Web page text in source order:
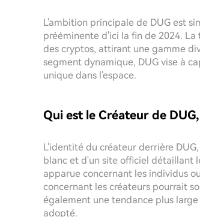
L'ambition principale de DUG est
prééminente d'ici la fin de 2024.
des cryptos, attirant une gamme
segment dynamique, DUG vise à
unique dans l'espace.
Qui est le Créateur de
L'identité du créateur derrière
blanc et d'un site officiel détaillant
apparue concernant les individus
concernant les créateurs pourrait
également une tendance plus
adopté.